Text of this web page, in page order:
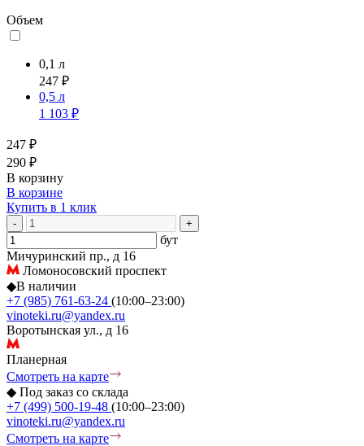
Объем
0,1 л
247 ₽
0,5 л
1 103 ₽
247 ₽
290 ₽
В корзину
В корзине
Купить в 1 клик
- +
бут
Мичуринский пр., д 16
Ломоносовский проспект
◆В наличии
+7 (985) 761-63-24 (10:00–23:00)
vinoteki.ru@yandex.ru
Воротынская ул., д 16
Планерная
Смотреть на карте
◆ Под заказ со склада
+7 (499) 500-19-48 (10:00–23:00)
vinoteki.ru@yandex.ru
Смотреть на карте